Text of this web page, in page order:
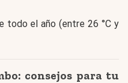
todo el año (entre 26 °C y
consejos para tu